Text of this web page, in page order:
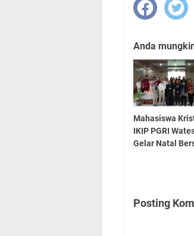
Anda
Mahasiswa
IKIP PGRI
Gelar Natal
Posting